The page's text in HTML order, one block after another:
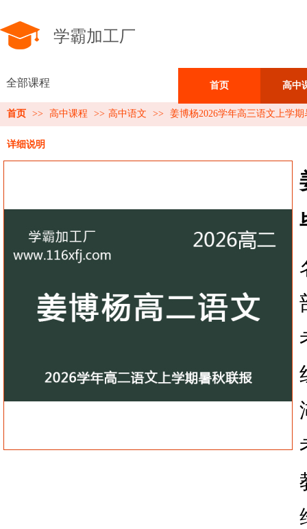
学霸加工厂
全部课程 首页 高中
首页 >> 高中课程 >> 高中语文 >> 姜博杨2026学年高三语文上学
详细说明